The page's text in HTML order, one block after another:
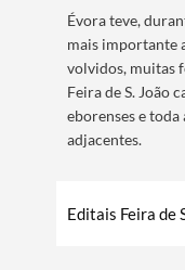
Évora teve,
mais importante
volvidos, muitas
Feira de S. João
eborenses e
adjacentes.
Editais Feira de